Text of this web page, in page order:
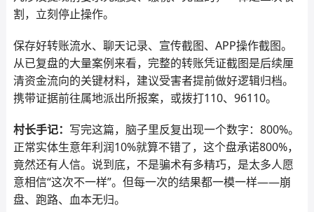
割，立刻停止操作。
保存好转账流水、聊天记录、宣传截图、APP操作截图。
从已复盘的大量案例来看，完整的转账凭证截图是后续厘
清资金流向的关键材料，建议受害者提前做好逻辑归档。
携带证据前往属地派出所报案，或拨打110、96110。
村长手记： 写完这篇，脑子里反复出现一个数字：800%。
正常实体生意年利润10%就算不错了，这个盘承诺800%，
竟然还有人信。说到底，不是骗术有多精巧，是太多人愿
意相信“这次不一样”。但每一次的结果都一模一样——崩
盘、跑路、血本无归。